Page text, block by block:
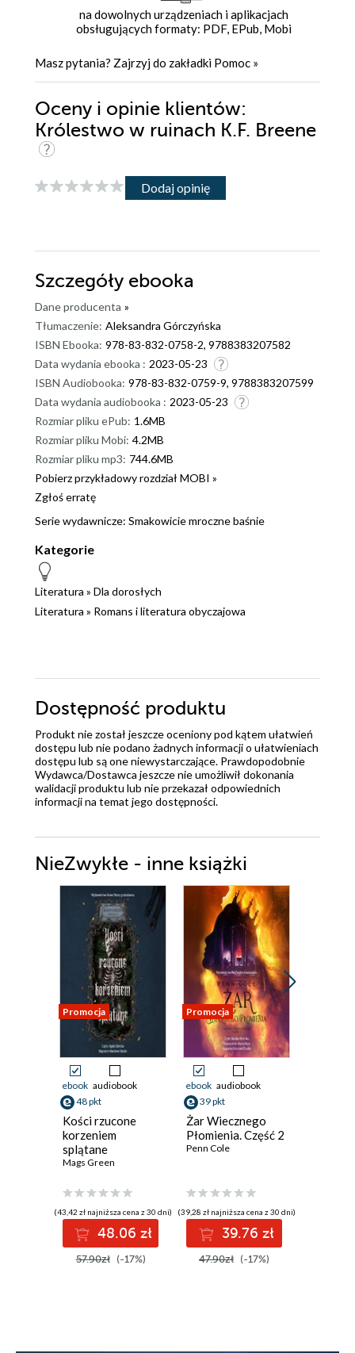
na dowolnych urządzeniach i aplikacjach
obsługujących formaty: PDF, EPub, Mobi
Masz pytania? Zajrzyj do zakładki Pomoc »
Oceny i opinie klientów:
Królestwo w ruinach K.F. Breene
Dodaj opinię
Szczegóły ebooka
Dane producenta »
Tłumaczenie: Aleksandra Górczyńska
ISBN Ebooka: 978-83-832-0758-2, 9788383207582
Data wydania ebooka : 2023-05-23
ISBN Audiobooka: 978-83-832-0759-9, 9788383207599
Data wydania audiobooka : 2023-05-23
Rozmiar pliku ePub: 1.6MB
Rozmiar pliku Mobi: 4.2MB
Rozmiar pliku mp3: 744.6MB
Pobierz przykładowy rozdział MOBI »
Zgłoś erratę
Serie wydawnicze: Smakowicie mroczne baśnie
Kategorie
Literatura » Dla dorosłych
Literatura » Romans i literatura obyczajowa
Dostępność produktu
Produkt nie został jeszcze oceniony pod kątem ułatwień
dostępu lub nie podano żadnych informacji o ułatwieniach
dostępu lub są one niewystarczające. Prawdopodobnie
Wydawca/Dostawca jeszcze nie umożliwił dokonania
walidacji produktu lub nie przekazał odpowiednich
informacji na temat jego dostępności.
NieZwykłe - inne książki
Promocja
ebook audiobook
48 pkt
Kości rzucone
korzeniem
splątane
Mags Green
(43,42 zł najniższa cena z 30 dni)
48.06 zł
57.90zł (-17%)
Promocja
ebook audiobook
39 pkt
Żar Wiecznego
Płomienia. Część 2
Penn Cole
(39,28 zł najniższa cena z 30 dni)
39.76 zł
47.90zł (-17%)